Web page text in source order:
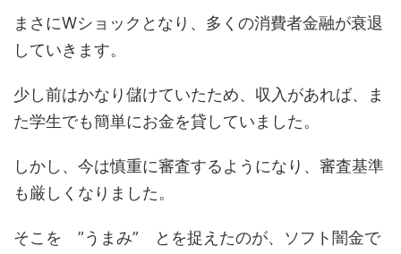
まさにWショックとなり、多くの消費者金融が衰退
していきます。
少し前はかなり儲けていたため、収入があれば、ま
た学生でも簡単にお金を貸していました。
しかし、今は慎重に審査するようになり、審査基準
も厳しくなりました。
そこを ”うまみ” とを捉えたのが、ソフト闇金で